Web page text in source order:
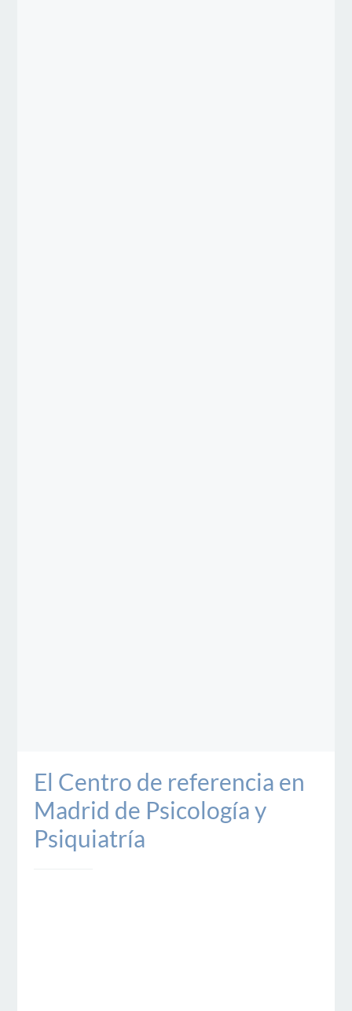
El Centro de referencia en
Madrid de Psicología y
Psiquiatría